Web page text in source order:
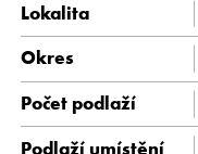
Lokalita
Okres
Počet podlaží
Podlaží umístění